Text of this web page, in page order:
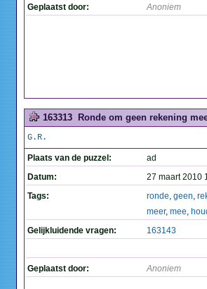
Geplaatst door: Anoniem
163313 Ronde om geen rekening
G.R.
Plaats van de puzzel:
ad
Datum:
27 maart 2010
Tags:
ronde, geen,
meer, mee,
Gelijkluidende vragen:
163143
Geplaatst door: Anoniem